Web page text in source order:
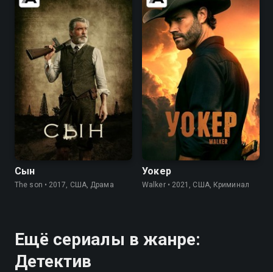
8.1 7.5
Сын
The son • 2017, США, Драма
6.2
Уокер
Walker • 2021, США, Криминал
Ещё сериалы в жанре:
Детектив